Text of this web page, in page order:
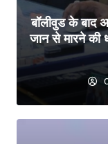
बॉलीवुड के बाद
जान से मारने की